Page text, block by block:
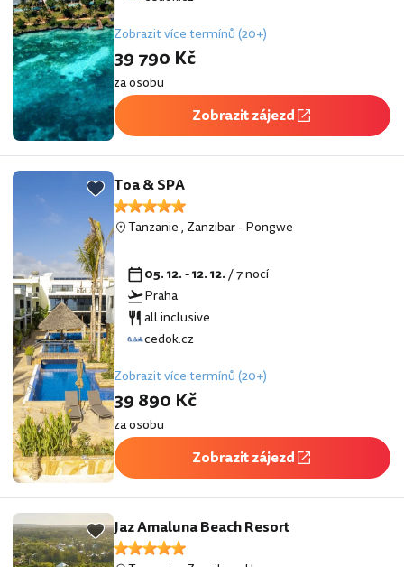
Zobrazit více termínů (20+)
39 790 Kč
za osobu
Zobrazit zájezd
Toa & SPA
Tanzanie, Zanzibar-Pongwe
05. 12. - 12. 12./ 7 nocí
Praha
all inclusive
cedok.cz
Zobrazit více termínů (20+)
39 890 Kč
za osobu
Zobrazit zájezd
Jaz Amaluna Beach Resort